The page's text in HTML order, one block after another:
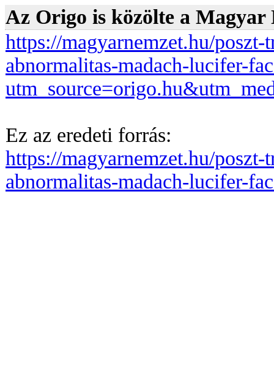
Az Origo is közölte a Magyar
https://magyarnemzet.hu/
abnormalitas-madach-lucifer-
Ez az eredeti forrás:
https://magyarnemzet.hu/
abnormalitas-madach-lucifer-